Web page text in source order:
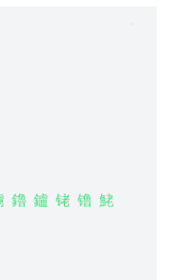
鑥 鑪 铑 镥 鮱